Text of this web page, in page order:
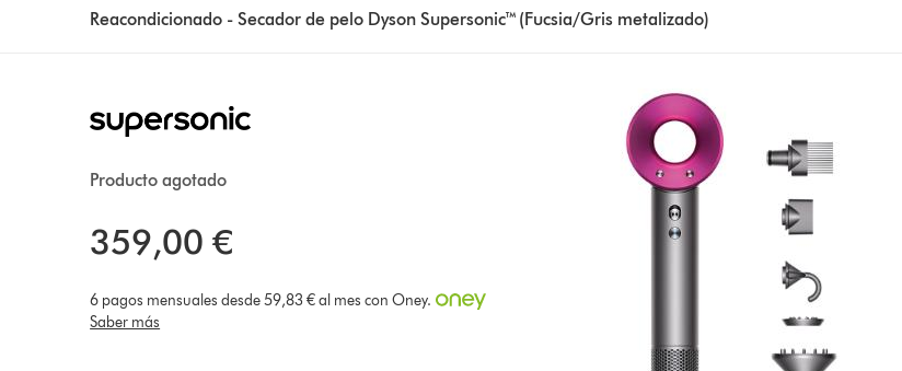
Reacondicionado - Secador de pelo Dyson Supersonic™ (Fucsia/Gris metalizado)
Producto agotado
359,00 €
6 pagos mensuales desde 59,83 € al mes con Oney.
Saber más